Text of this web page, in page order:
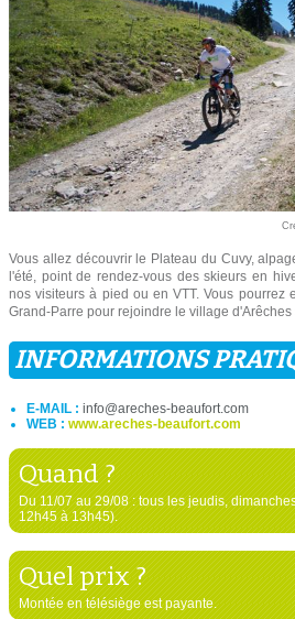
Vous allez découvrir le Plateau du Cuvy,
l'été, point de rendez-vous des skieurs en
nos visiteurs à pied ou en VTT. Vous pourrez
Grand-Parre pour rejoindre le village
INFORMATIONS
E-MAIL : info@areches-beaufort.com
WEB : www.areches-beaufort.com
Quand ?
Du 11/07 au 29/08 : tous les jeudis,
12h45 à 13h45).
Quel prix ?
Montée en télésiège est payante.